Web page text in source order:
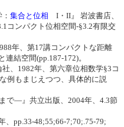
集合と位相 I・II』 岩波書店、
コンパクト位相空間-§3.2有限交
年、第17講コンパクトな距離
結空間(pp.187-172)。
社、1982年、第六章位相数学§3コ
例もまじえつつ、具体的に説
で―』共立出版、2004年、4.3節
、pp.33-48;55;66-7;70;.75-79;